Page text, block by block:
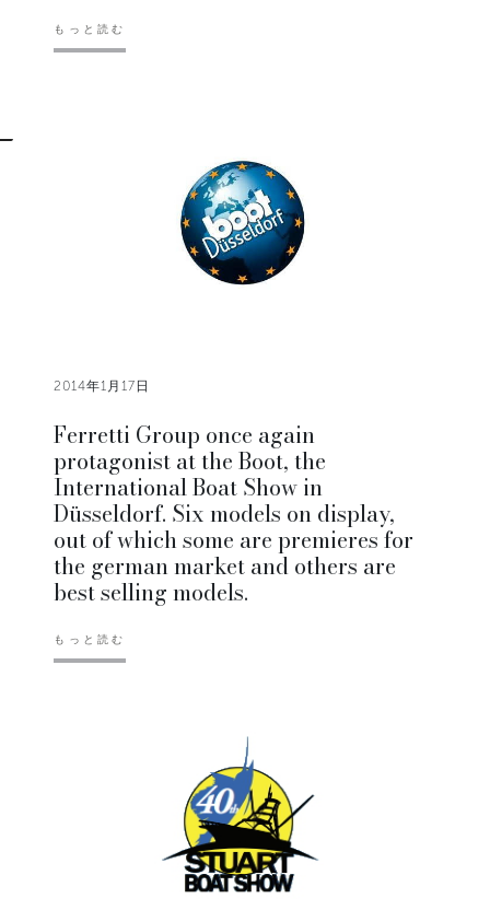
もっと読む
2014年1月17日
Ferretti Group once again
protagonist at the Boot, the
International Boat Show in
Düsseldorf. Six models on display,
out of which some are premieres for
the german market and others are
best selling models.
もっと読む